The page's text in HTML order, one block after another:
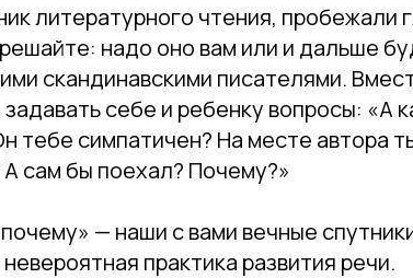
литературного чтения, пробежали
надо оно вам или и дальше
скандинавскими писателями.
задавать себе и ребенку вопросы: «А
тебе симпатичен? На месте автора
сам бы поехал? Почему?»
— наши с вами вечные
практика развития речи.